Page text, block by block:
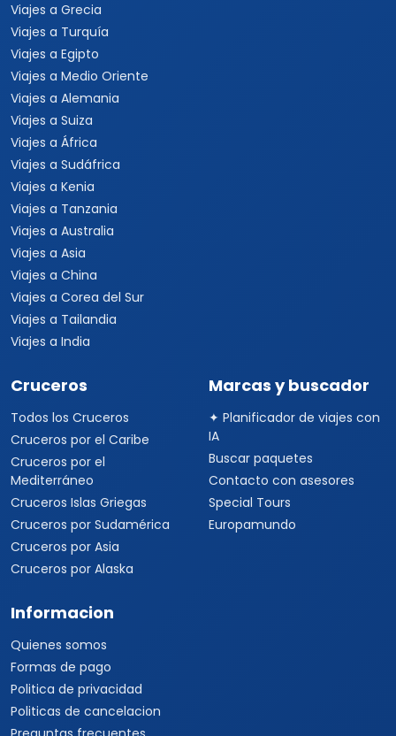
Viajes a Grecia
Viajes a Turquía
Viajes a Egipto
Viajes a Medio Oriente
Viajes a Alemania
Viajes a Suiza
Viajes a África
Viajes a Sudáfrica
Viajes a Kenia
Viajes a Tanzania
Viajes a Australia
Viajes a Asia
Viajes a China
Viajes a Corea del Sur
Viajes a Tailandia
Viajes a India
Cruceros
Todos los Cruceros
Cruceros por el Caribe
Cruceros por el
Mediterráneo
Cruceros Islas Griegas
Cruceros por Sudamérica
Cruceros por Asia
Cruceros por Alaska
Marcas y buscador
✦ Planificador de viajes con
IA
Buscar paquetes
Contacto con asesores
Special Tours
Europamundo
Informacion
Quienes somos
Formas de pago
Politica de privacidad
Politicas de cancelacion